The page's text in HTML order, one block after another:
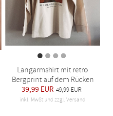
Langarmshirt mit retro
Bergprint auf dem Rücken
39,99 EUR 49,99 EUR
inkl. MwSt und zzgl. Versand